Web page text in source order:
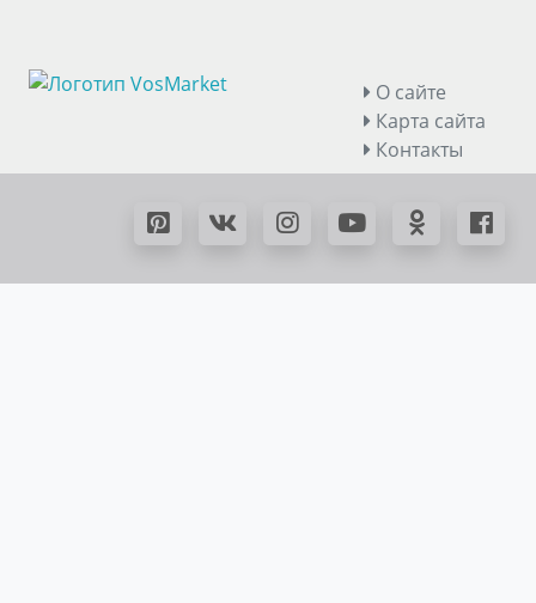
О сайте
Карта сайта
Контакты